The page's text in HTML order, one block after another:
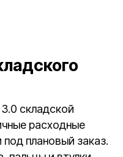
3.0 складской
расходные
плановый заказ.